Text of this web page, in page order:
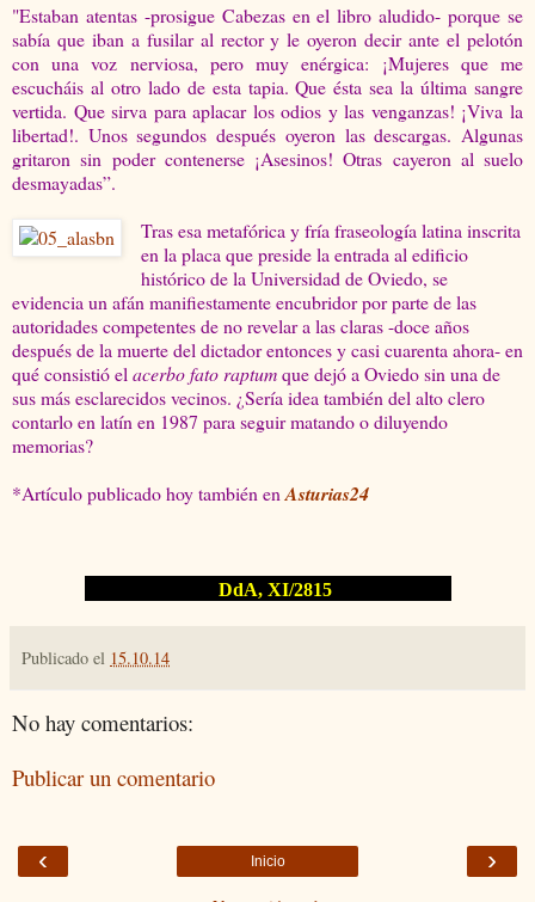
"Estaban atentas -prosigue Cabezas en el libro aludido- porque se
sabía que iban a fusilar al rector y le oyeron decir ante el pelotón
con una voz nerviosa, pero muy enérgica: ¡Mujeres que me
escucháis al otro lado de esta tapia. Que ésta sea la última sangre
vertida. Que sirva para aplacar los odios y las venganzas! ¡Viva la
libertad!. Unos segundos después oyeron las descargas. Algunas
gritaron sin poder contenerse ¡Asesinos! Otras cayeron al suelo
desmayadas”.
Tras esa metafórica y fría fraseología latina inscrita
en la placa que preside la entrada al edificio
histórico de la Universidad de Oviedo, se
evidencia un afán manifiestamente encubridor por parte de las
autoridades competentes de no revelar a las claras -doce años
después de la muerte del dictador entonces y casi cuarenta ahora- en
qué consistió el acerbo fato raptumque dejó a Oviedo sin una de
sus más esclarecidos vecinos. ¿Sería idea también del alto clero
contarlo en latín en 1987 para seguir matando o diluyendo
memorias?
*Artículo publicado hoy también en Asturias24
DdA, XI/2815
Publicado el 15.10.14
No hay comentarios:
Publicar un comentario
‹ ›
Inicio